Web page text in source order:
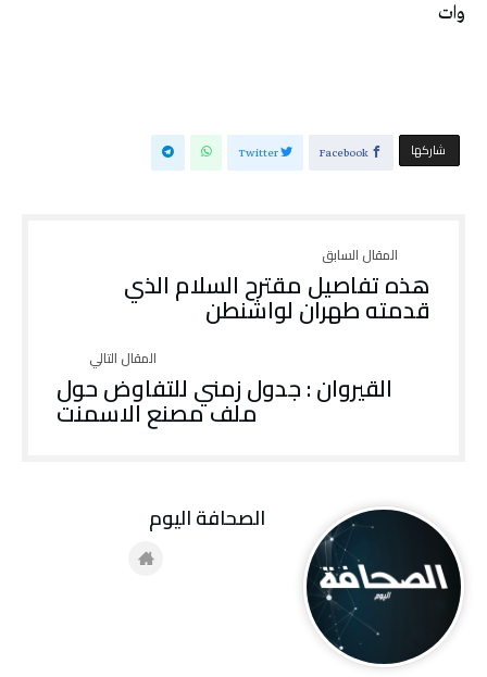
وات
‫‫ شاركها‬ Facebook
Twitter
هذه تفاصيل مقترح السلام الذي
قدمته طهران لواشنطن
القيروان : جدول زمني للتفاوض حول
ملف مصنع الاسمنت